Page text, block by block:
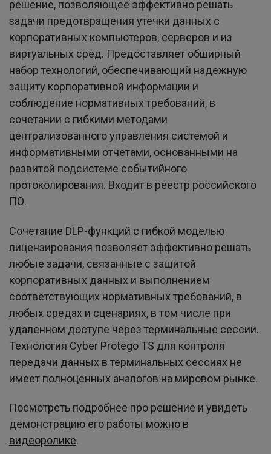
решение, позволяющее эффективно решать
задачи предотвращения утечки данных с
корпоративных компьютеров, серверов и из
виртуальных сред. Предоставляет обширный
набор технологий, обеспечивающий надежную
защиту корпоративной информации и
соблюдение нормативных требований, в
сочетании с гибкими методами
централизованного управления системой и
информативными отчетами, основанными на
развитой подсистеме событийного
протоколирования. Входит в реестр российского
ПО.
Сочетание DLP-функций с гибкой моделью
лицензирования позволяет эффективно решать
любые задачи, связанные с защитой
корпоративных данных и выполнением
соответствующих нормативных требований, в
любых средах и сценариях, в том числе при
удаленном доступе через терминальные сессии.
Технология Cyber Protego TS для контроля
передачи данных в терминальных сессиях не
имеет полноценных аналогов на мировом рынке.
Посмотреть подробнее про решение и увидеть
демонстрацию его работы можно в
видеоролике.